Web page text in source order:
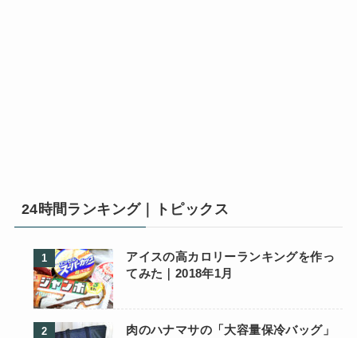
24時間ランキング｜トピックス
アイスの高カロリーランキングを作っ
てみた｜2018年1月
肉のハナマサの「大容量保冷バッグ」